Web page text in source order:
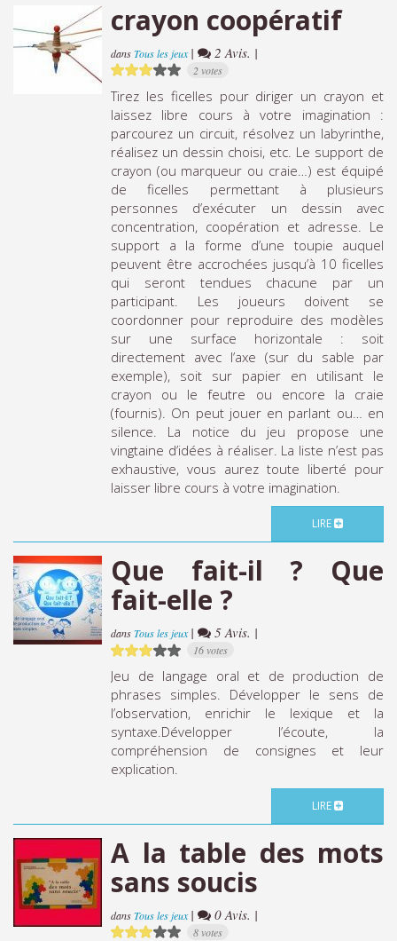
crayon coopératif
dansTous les jeux| 2 Avis. |
2 votes
Tirez les ficelles pour diriger un crayon et
laissez libre cours à votre imagination :
parcourez un circuit, résolvez un labyrinthe,
réalisez un dessin choisi, etc. Le support de
crayon (ou marqueur ou craie…) est équipé
de ficelles permettant à plusieurs
personnes d’exécuter un dessin avec
concentration, coopération et adresse. Le
support a la forme d’une toupie auquel
peuvent être accrochées jusqu’à 10 ficelles
qui seront tendues chacune par un
participant. Les joueurs doivent se
coordonner pour reproduire des modèles
sur une surface horizontale : soit
directement avec l’axe (sur du sable par
exemple), soit sur papier en utilisant le
crayon ou le feutre ou encore la craie
(fournis). On peut jouer en parlant ou… en
silence. La notice du jeu propose une
vingtaine d’idées à réaliser. La liste n’est pas
exhaustive, vous aurez toute liberté pour
laisser libre cours à votre imagination.
LIRE
Que fait-il ? Que
fait-elle ?
dansTous les jeux| 5 Avis. |
16 votes
Jeu de langage oral et de production de
phrases simples. Développer le sens de
l’observation, enrichir le lexique et la
syntaxe.Développer l’écoute, la
compréhension de consignes et leur
explication.
LIRE
A la table des mots
sans soucis
dansTous les jeux| 0 Avis. |
8 votes